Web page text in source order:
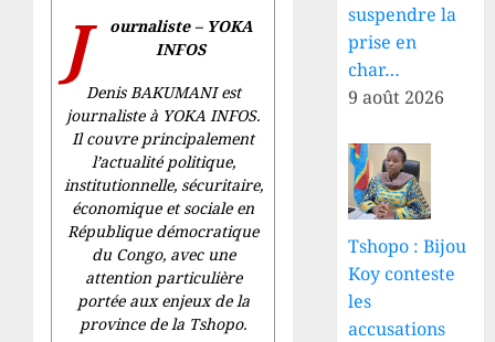
J
ournaliste – YOKA
INFOS
Denis BAKUMANI est
journaliste à YOKA INFOS.
Il couvre principalement
l’actualité politique,
institutionnelle, sécuritaire,
économique et sociale en
République démocratique
du Congo, avec une
attention particulière
portée aux enjeux de la
province de la Tshopo.
suspendre la
prise en
char…
9 août 2026
Tshopo : Bijou
Koy conteste
les
accusations